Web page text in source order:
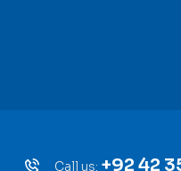
Call us: +92 42